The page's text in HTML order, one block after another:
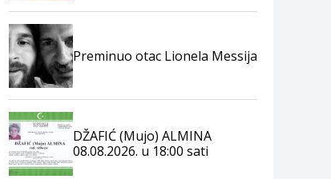
Preminuo otac Lionela Messija
DŽAFIĆ (Mujo) ALMINA
08.08.2026. u 18:00 sati